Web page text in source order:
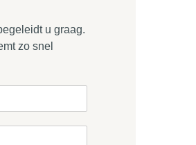
u graag.
zo snel